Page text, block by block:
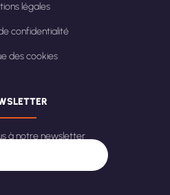
légales
confidentialité
des cookies
à notre newsletter